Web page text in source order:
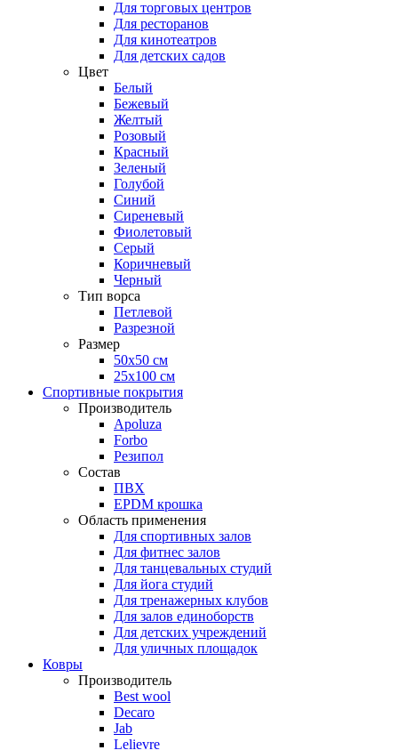
Для торговых центров
Для ресторанов
Для кинотеатров
Для детских садов
Цвет
Белый
Бежевый
Желтый
Розовый
Красный
Зеленый
Голубой
Синий
Сиреневый
Фиолетовый
Серый
Коричневый
Черный
Тип ворса
Петлевой
Разрезной
Размер
50х50 см
25х100 см
Спортивные покрытия
Производитель
Apoluza
Forbo
Резипол
Состав
ПВХ
EPDM крошка
Область применения
Для спортивных залов
Для фитнес залов
Для танцевальных студий
Для йога студий
Для тренажерных клубов
Для залов единоборств
Для детских учреждений
Для уличных площадок
Ковры
Производитель
Best wool
Decaro
Jab
Lelievre